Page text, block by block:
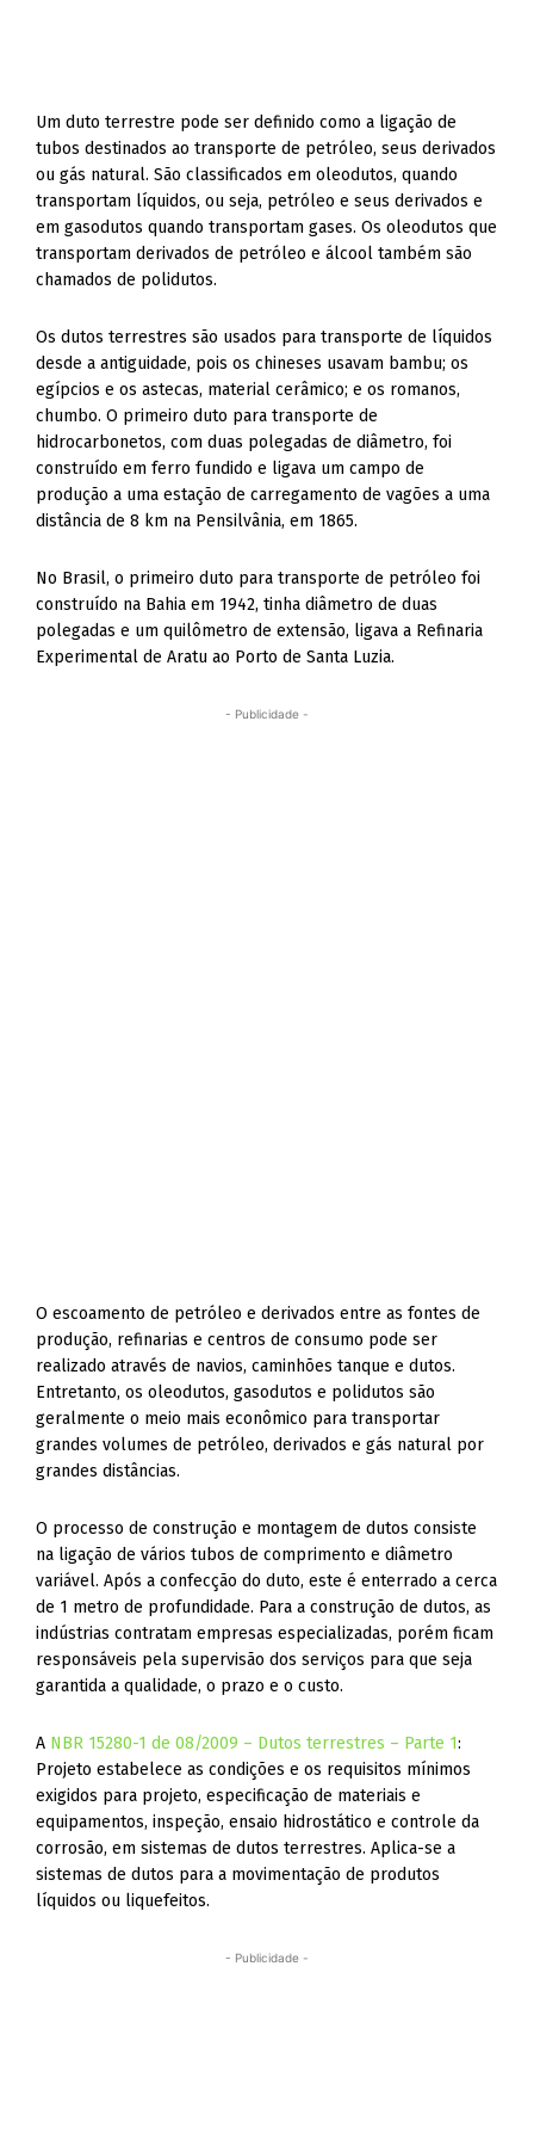
Um duto terrestre pode ser definido como a ligação de
tubos destinados ao transporte de petróleo, seus derivados
ou gás natural. São classificados em oleodutos, quando
transportam líquidos, ou seja, petróleo e seus derivados e
em gasodutos quando transportam gases. Os oleodutos que
transportam derivados de petróleo e álcool também são
chamados de polidutos.
Os dutos terrestres são usados para transporte de líquidos
desde a antiguidade, pois os chineses usavam bambu; os
egípcios e os astecas, material cerâmico; e os romanos,
chumbo. O primeiro duto para transporte de
hidrocarbonetos, com duas polegadas de diâmetro, foi
construído em ferro fundido e ligava um campo de
produção a uma estação de carregamento de vagões a uma
distância de 8 km na Pensilvânia, em 1865.
No Brasil, o primeiro duto para transporte de petróleo foi
construído na Bahia em 1942, tinha diâmetro de duas
polegadas e um quilômetro de extensão, ligava a Refinaria
Experimental de Aratu ao Porto de Santa Luzia.
- Publicidade -
O escoamento de petróleo e derivados entre as fontes de
produção, refinarias e centros de consumo pode ser
realizado através de navios, caminhões tanque e dutos.
Entretanto, os oleodutos, gasodutos e polidutos são
geralmente o meio mais econômico para transportar
grandes volumes de petróleo, derivados e gás natural por
grandes distâncias.
O processo de construção e montagem de dutos consiste
na ligação de vários tubos de comprimento e diâmetro
variável. Após a confecção do duto, este é enterrado a cerca
de 1 metro de profundidade. Para a construção de dutos, as
indústrias contratam empresas especializadas, porém ficam
responsáveis pela supervisão dos serviços para que seja
garantida a qualidade, o prazo e o custo.
A NBR 15280-1 de 08/2009 – Dutos terrestres – Parte 1:
Projeto estabelece as condições e os requisitos mínimos
exigidos para projeto, especificação de materiais e
equipamentos, inspeção, ensaio hidrostático e controle da
corrosão, em sistemas de dutos terrestres. Aplica-se a
sistemas de dutos para a movimentação de produtos
líquidos ou liquefeitos.
- Publicidade -